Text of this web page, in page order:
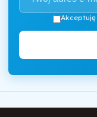
Akceptuję